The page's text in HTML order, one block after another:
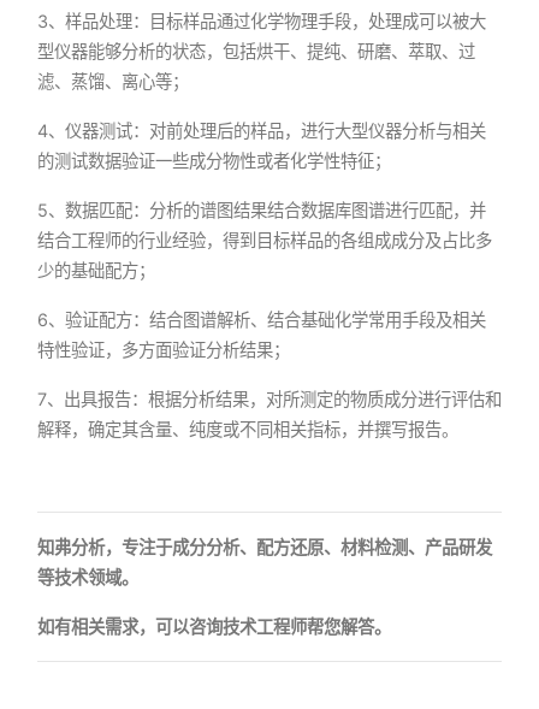
3、样品处理：目标样品通过化学物理手段，处理成可以被大
型仪器能够分析的状态，包括烘干、提纯、研磨、萃取、过
滤、蒸馏、离心等；
4、仪器测试：对前处理后的样品，进行大型仪器分析与相关
的测试数据验证一些成分物性或者化学性特征；
5、数据匹配：分析的谱图结果结合数据库图谱进行匹配，并
结合工程师的行业经验，得到目标样品的各组成成分及占比多
少的基础配方；
6、验证配方：结合图谱解析、结合基础化学常用手段及相关
特性验证，多方面验证分析结果；
7、出具报告：根据分析结果，对所测定的物质成分进行评估和
解释，确定其含量、纯度或不同相关指标，并撰写报告。
知弗分析，专注于成分分析、配方还原、材料检测、产品研发
等技术领域。
如有相关需求，可以咨询技术工程师帮您解答。